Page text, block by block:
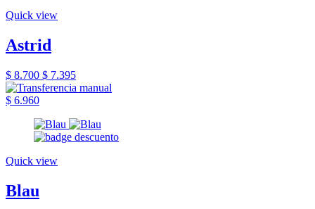
Quick view
Astrid
$ 8.700 $ 7.395
$ 6.960
Quick view
Blau